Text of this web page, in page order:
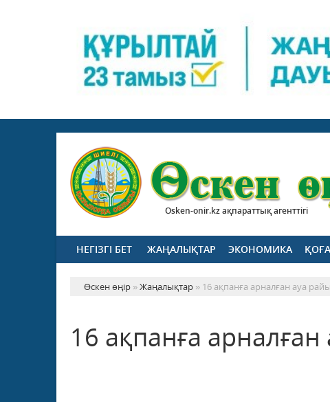
Osken-onir.kz ақпараттық агенттігі
НЕГІЗГІ БЕТ ЖАҢАЛЫҚТАР ЭКОНОМИКА
Өскен өңір »Жаңалықтар » 16 ақпанға арналған ауа
16 ақпанға